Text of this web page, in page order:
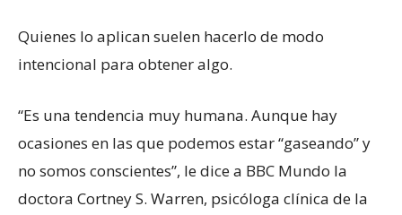
Quienes lo aplican suelen hacerlo de modo
intencional para obtener algo.
“Es una tendencia muy humana. Aunque hay
ocasiones en las que podemos estar “gaseando” y
no somos conscientes”, le dice a BBC Mundo la
doctora Cortney S. Warren, psicóloga clínica de la